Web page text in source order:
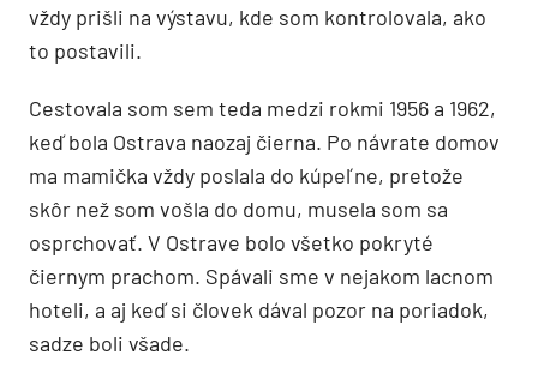
vždy prišli na výstavu, kde som kontrolovala, ako
to postavili.
Cestovala som sem teda medzi rokmi 1956 a 1962,
keď bola Ostrava naozaj čierna. Po návrate domov
ma mamička vždy poslala do kúpeľne, pretože
skôr než som vošla do domu, musela som sa
osprchovať. V Ostrave bolo všetko pokryté
čiernym prachom. Spávali sme v nejakom lacnom
hoteli, a aj keď si človek dával pozor na poriadok,
sadze boli všade.